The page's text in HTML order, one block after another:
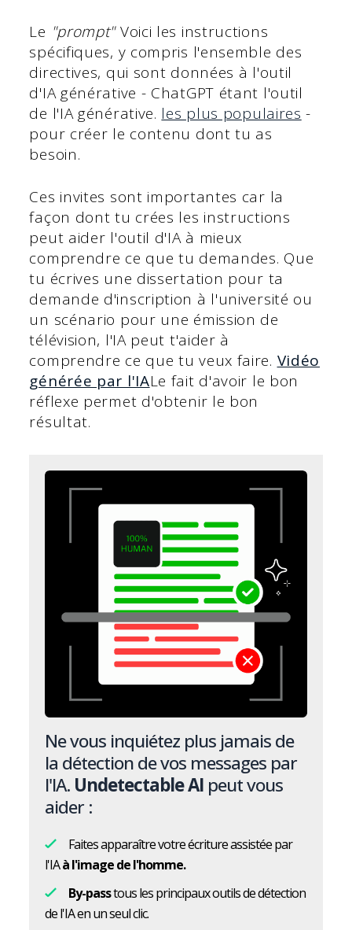
Le "prompt"Voici les instructions
spécifiques, y compris l'ensemble des
directives, qui sont données à l'outil
d'IA générative - ChatGPT étant l'outil
de l'IA générative. les plus populaires -
pour créer le contenu dont tu as
besoin.
Ces invites sont importantes car la
façon dont tu crées les instructions
peut aider l'outil d'IA à mieux
comprendre ce que tu demandes. Que
tu écrives une dissertation pour ta
demande d'inscription à l'université ou
un scénario pour une émission de
télévision, l'IA peut t'aider à
comprendre ce que tu veux faire. Vidéo
générée par l'IALe fait d'avoir le bon
réflexe permet d'obtenir le bon
résultat.
Ne vous inquiétez plus jamais de
la détection de vos messages par
l'IA. Undetectable AI peut vous
aider :
Faites apparaître votre écriture assistée par
l'IAà l'image de l'homme.
By-passtous les principaux outils de détection
de l'IA en un seul clic.